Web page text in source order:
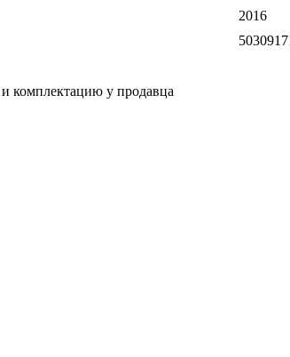
2016
комплектацию у продавца